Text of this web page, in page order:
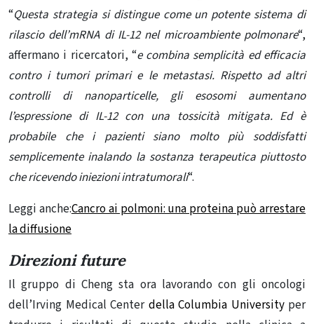
“Questa strategia si distingue come un potente sistema di
rilascio dell’mRNA di IL-12 nel microambiente polmonare“,
affermano i ricercatori, “e combina semplicità ed efficacia
contro i tumori primari e le metastasi. Rispetto ad altri
controlli di nanoparticelle, gli esosomi aumentano
l’espressione di IL-12 con una tossicità mitigata. Ed è
probabile che i pazienti siano molto più soddisfatti
semplicemente inalando la sostanza terapeutica piuttosto
che ricevendoiniezioni intratumorali“.
Leggi anche:Cancro ai polmoni: una proteina può arrestare
la diffusione
Direzioni future
Il gruppo di Cheng sta ora lavorando con gli oncologi
dell’Irving Medical Center della Columbia Universityper